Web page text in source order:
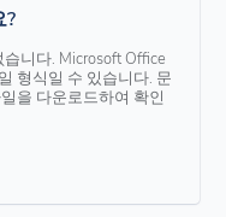
?
니다. Microsoft Office
형식일 수 있습니다. 문
을 다운로드하여 확인